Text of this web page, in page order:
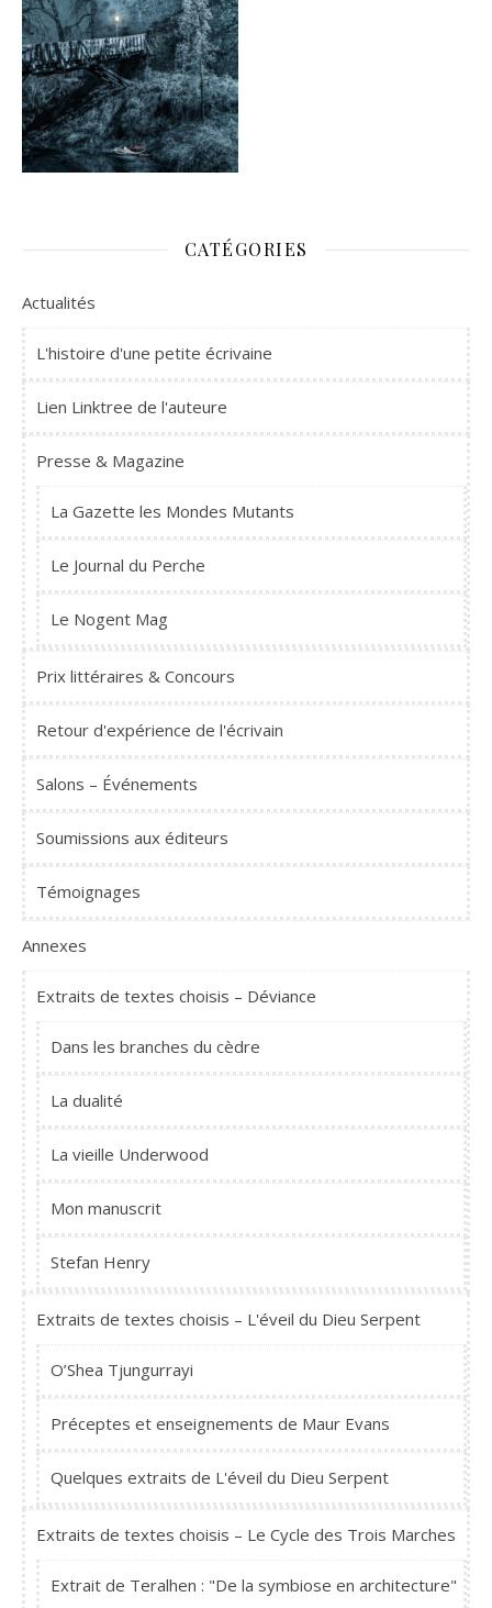
CATÉGORIES
Actualités
L'histoire d'une petite écrivaine
Lien Linktree de l'auteure
Presse & Magazine
La Gazette les Mondes Mutants
Le Journal du Perche
Le Nogent Mag
Prix littéraires & Concours
Retour d'expérience de l'écrivain
Salons – Événements
Soumissions aux éditeurs
Témoignages
Annexes
Extraits de textes choisis – Déviance
Dans les branches du cèdre
La dualité
La vieille Underwood
Mon manuscrit
Stefan Henry
Extraits de textes choisis – L'éveil du Dieu Serpent
O’Shea Tjungurrayi
Préceptes et enseignements de Maur Evans
Quelques extraits de L'éveil du Dieu Serpent
Extraits de textes choisis – Le Cycle des Trois Marches
Extrait de Teralhen : "De la symbiose en architecture"